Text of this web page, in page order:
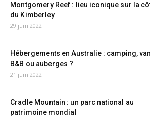
Montgomery Reef : lieu iconique sur la
du Kimberley
29 juin 2022
Hébergements en Australie : camping,
B&B ou auberges ?
21 juin 2022
Cradle Mountain : un parc national au
patrimoine mondial